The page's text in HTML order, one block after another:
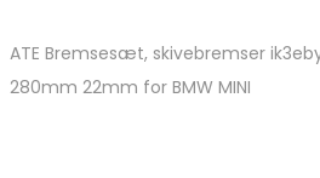
ATE Bremsesæt, skivebremser
280mm 22mm for BMW MINI